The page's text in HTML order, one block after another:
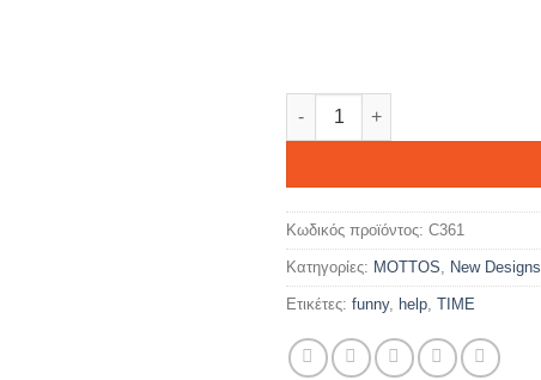
Best dad... ποσότητα
Κωδικός προϊόντος: C361
Κατηγορίες: MOTTOS, New Designs
Ετικέτες: funny, help, TIME